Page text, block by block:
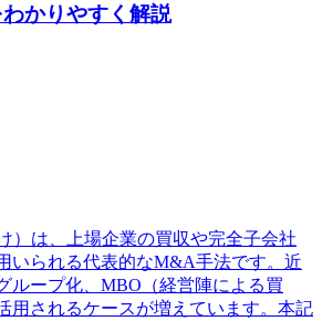
かりやすく解説
）は、上場企業の買収や完全子会社
いられる代表的なM&A手法です。近
ループ化、MBO（経営陣による買
用されるケースが増えています。本記